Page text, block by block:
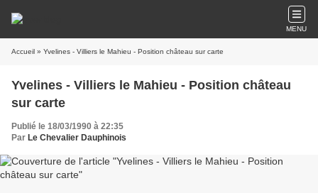
MENU
Accueil » Yvelines - Villiers le Mahieu - Position château sur carte
Yvelines - Villiers le Mahieu - Position château
sur carte
Publié le 18/03/1990 à 22:35
Par Le Chevalier Dauphinois